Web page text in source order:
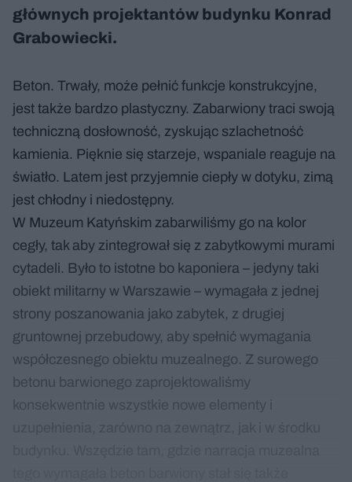
głównych projektantów budynku Konrad
Grabowiecki.
Beton. Trwały, może pełnić funkcje konstrukcyjne,
jest także bardzo plastyczny. Zabarwiony traci swoją
techniczną dosłowność, zyskując szlachetność
kamienia. Pięknie się starzeje, wspaniale reaguje na
światło. Latem jest przyjemnie ciepły w dotyku, zimą
jest chłodny i niedostępny.
W Muzeum Katyńskim zabarwiliśmy go na kolor
cegły, tak aby zintegrował się z zabytkowymi murami
cytadeli. Było to istotne bo kaponiera – jedyny taki
obiekt militarny w Warszawie – wymagała z jednej
strony poszanowania jako zabytek, z drugiej
gruntownej przebudowy, aby spełnić wymagania
współczesnego obiektu muzealnego. Z surowego
betonu barwionego zaprojektowaliśmy
konsekwentnie wszystkie nowe elementy i